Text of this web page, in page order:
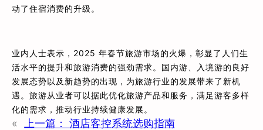
动了住宿消费的升级。
业内人士表示，2025 年春节旅游市场的火爆，彰显了人们生
活水平的提升和旅游消费的强劲需求。国内游、入境游的良好
发展态势以及新趋势的出现，为旅游行业的发展带来了新机
遇。旅游从业者可以据此优化旅游产品和服务，满足游客多样
化的需求，推动行业持续健康发展。
« 上一篇：
酒店客控系统选购指南